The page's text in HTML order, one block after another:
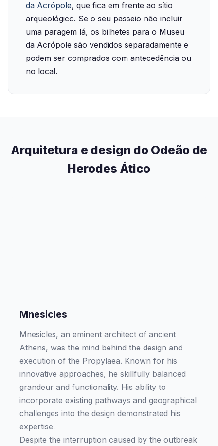
da Acrópole, que fica em frente ao sítio
arqueológico. Se o seu passeio não incluir
uma paragem lá, os bilhetes para o Museu
da Acrópole são vendidos separadamente e
podem ser comprados com antecedência ou
no local.
Arquitetura e design do Odeão de
Herodes Ático
Mnesicles
Mnesicles, an eminent architect of ancient
Athens, was the mind behind the design and
execution of the Propylaea. Known for his
innovative approaches, he skillfully balanced
grandeur and functionality. His ability to
incorporate existing pathways and geographical
challenges into the design demonstrated his
expertise.
Despite the interruption caused by the outbreak